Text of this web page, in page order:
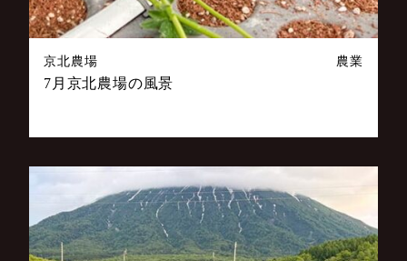
京北農場 農業
7月京北農場の風景